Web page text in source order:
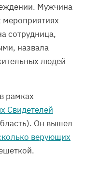
Мужчина
мероприятиях
сотрудница,
назвала
людей
рамках
Свидетелей
Он вышел
верующих